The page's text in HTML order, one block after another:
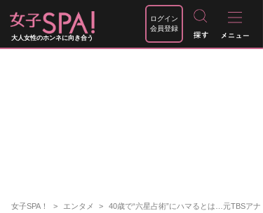
大人女性のホンネに向き合う
ログイン
会員登録
女子SPA！ エンタメ
40歳で“六星占術”にハマるとは…元TBSアナ